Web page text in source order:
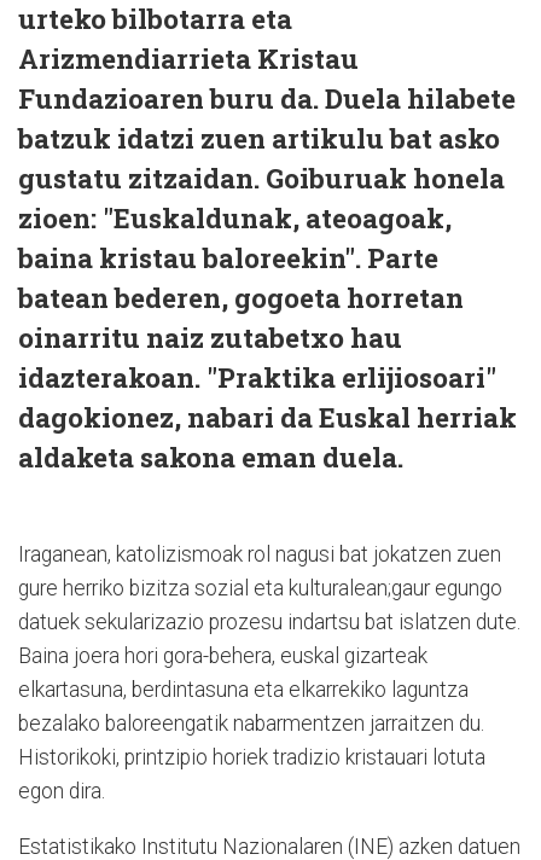
urteko bilbotarra eta
Arizmendiarrieta Kristau
Fundazioaren buru da. Duela hilabete
batzuk idatzi zuen artikulu bat asko
gustatu zitzaidan. Goiburuak honela
zioen: "Euskaldunak, ateoagoak,
baina kristau baloreekin". Parte
batean bederen, gogoeta horretan
oinarritu naiz zutabetxo hau
idazterakoan. "Praktika erlijiosoari"
dagokionez, nabari da Euskal herriak
aldaketa sakona eman duela.
Iraganean, katolizismoak rol nagusi bat jokatzen zuen
gure herriko bizitza sozial eta kulturalean;gaur egungo
datuek sekularizazio prozesu indartsu bat islatzen dute.
Baina joera hori gora-behera, euskal gizarteak
elkartasuna, berdintasuna eta elkarrekiko laguntza
bezalako baloreengatik nabarmentzen jarraitzen du.
Historikoki, printzipio horiek tradizio kristauari lotuta
egon dira.
Estatistikako Institutu Nazionalaren (INE) azken datuen